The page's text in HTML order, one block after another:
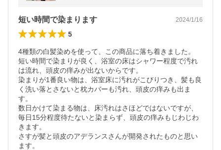
短い時間で染まります 2024/1/16
5
4種類の白髪染めを使って、この商品に落ち着きました。
短い時間で染まりが良く、浴室の床はシャワー程度で汚れ
は流れ、頭皮の痒みが出ないからです。
染まりが1番良い物は、浴室床に汚れがこびりつき、髪も良
く洗い落とさないと枕カバーも汚れ、頭皮の痒みも出ま
す。
数日かけて染まる物は、床汚れはさほどではないですが、
毎日15分程度待たないと染まらず、頭皮の痒みもじわじわ
きます。
さすが髪と頭皮のアデランスさんが開発されたものと思い
ます。